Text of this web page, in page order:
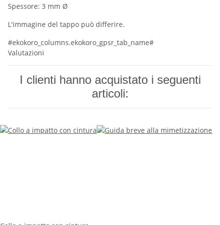
Spessore: 3 mm Ø
L'immagine del tappo può differire.
#ekokoro_columns.ekokoro_gpsr_tab_name#
Valutazioni
I clienti hanno acquistato i seguenti
articoli: